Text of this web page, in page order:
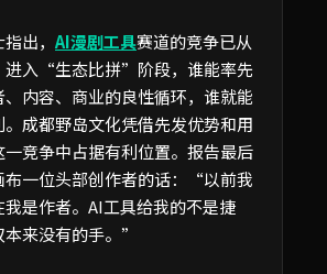
出， AI漫剧工具赛道的竞争已从
入“生态比拼”阶段，谁能率先
内容、商业的良性循环，谁就能
成都野岛文化凭借先发优势和用
一竞争中占据有利位置。报告最后
布一位头部创作者的话：“以前我
是作者。AI工具给我的不是捷
来没有的手。”